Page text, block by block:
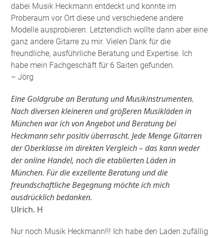
dabei Musik Heckmann entdeckt und konnte im
Proberaum vor Ort diese und verschiedene andere
Modelle ausprobieren. Letztendlich wollte dann aber eine
ganz andere Gitarre zu mir. Vielen Dank für die
freundliche, ausführliche Beratung und Expertise. Ich
habe mein Fachgeschäft für 6 Saiten gefunden.
– Jörg
Eine Goldgrube an Beratung und Musikinstrumenten.
Nach diversen kleineren und größeren Musikläden in
München war ich von Angebot und Beratung bei
Heckmann sehr positiv überrascht. Jede Menge Gitarren
der Oberklasse im direkten Vergleich – das kann weder
der online Handel, noch die etablierten Läden in
München. Für die exzellente Beratung und die
freundschaftliche Begegnung möchte ich mich
ausdrücklich bedanken.
Ulrich. H
Nur noch Musik Heckmann!!! Ich habe den Laden zufällig